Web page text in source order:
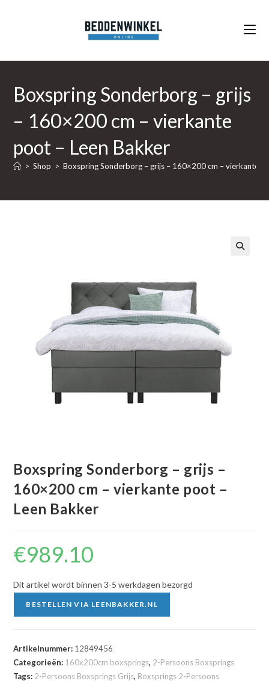
Boxspring Sonderborg – grijs
– 160×200 cm – vierkante
poot – Leen Bakker
> Shop > Boxspring Sonderborg – grijs – 160×200 cm – vierkante
Boxspring Sonderborg – grijs –
160×200 cm – vierkante poot –
Leen Bakker
€989.10
Dit artikel wordt binnen 3-5 werkdagen bezorgd
BESTELLEN VIA LEENBAKKER.NL
Artikelnummer: 12849456
Categorieën: 160x200cm boxsprings, 2-Persoons Boxsprings
Tags: 2-Persoons Boxsprings Grijs, Boxsprings 2-Persoons